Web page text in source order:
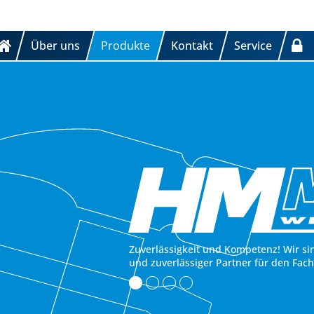
Über uns Produkte Kontakt Service
Zuverlässigkeit und Kompetenz! Wir
und zuverlässiger Partner für den